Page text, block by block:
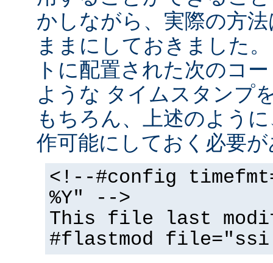
かしながら、実際の方
ままにしておきました
トに配置された次のコ
ような タイムスタンプ
もちろん、上述のよう
作可能にしておく必要
<!--#config
%Y" -->
This file last
#flastmod